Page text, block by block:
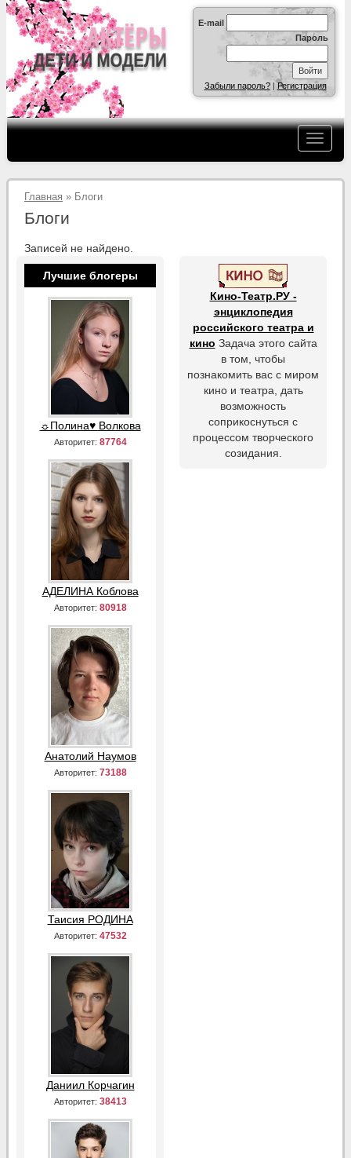
E-mail
Пароль
Забыли пароль?|Регистрация
Главная » Блоги
Блоги
Записей не найдено.
Лучшие блогеры
☼Полина♥ Волкова
Авторитет: 87764
АДЕЛИНА Коблова
Авторитет: 80918
Анатолий Наумов
Авторитет: 73188
Таисия РОДИНА
Авторитет: 47532
Даниил Корчагин
Авторитет: 38413
Кино-Театр.РУ -
энциклопедия
российского театра и
кино Задача этого сайта
в том, чтобы
познакомить вас с миром
кино и театра, дать
возможность
соприкоснуться с
процессом творческого
созидания.